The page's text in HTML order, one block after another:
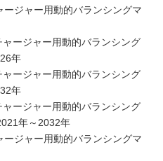
ジャー用動的バランシングマ
ージャー用動的バランシング
年
ージャー用動的バランシング
年
ージャー用動的バランシング
年～2032年
ジャー用動的バランシングマ